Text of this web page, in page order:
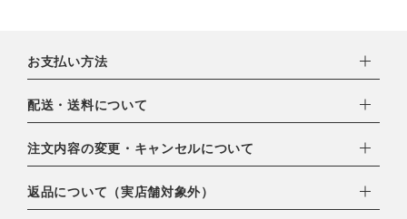
お支払い方法
下記お支払い方法よりお選びいただけます。
・クレジットカード（VISA,mastercard,JCB,AMERICAN
EXPRESS,Diners Club）
・amazonペイメント
・楽天ペイ
・PayPay
配送・送料について
配達業者：日本郵便
北海道：1,400円
注文内容の変更・キャンセルについて
ご注文日当日から翌日のAM9:00までにご連絡頂いた場合はキャ
ンセルは可能です。
返品について（実店舗対象外）